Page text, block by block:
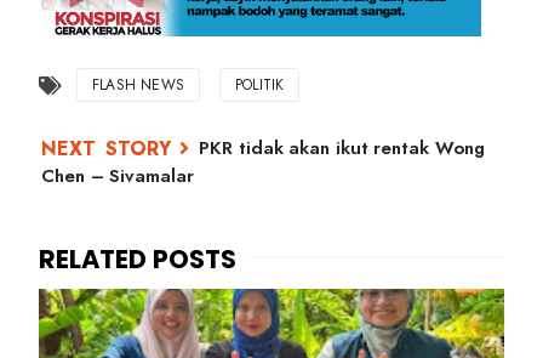
FLASH NEWS POLITIK
PKR tidak akan ikut rentak Wong
Chen – Sivamalar